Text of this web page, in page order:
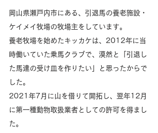
岡山県瀬戸内市にある、引退馬の養老施設・
ケイメイ牧場の牧場主をしています。
養老牧場を始めたキッカケは、2012年に当
時働いていた乗馬クラブで、漠然と「引退し
た馬達の受け皿を作りたい」と思ったからで
した。
2021年7月に山を借りて開拓し、翌年12月
に第一種動物取扱業者としての許可を得まし
た。